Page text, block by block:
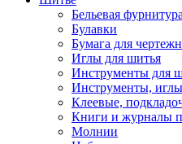
Бельевая
Булавки
Бумага для
Иглы для шитья
Инструменты для
Инструменты,
Клеевые,
Книги и журналы
Молнии